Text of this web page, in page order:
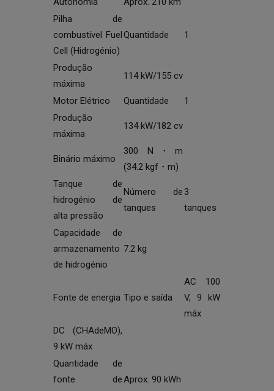
Pilha de
combustível Fuel
Cell (Hidrogénio)
Quantidade 1
Produção
máxima
114 kW/155 cv
Motor Elétrico Quantidade
1
Produção
máxima
134 kW/182 cv
Binário máximo
300 N・m
(34.2 kgf・m)
Tanque de
hidrogénio de
alta pressão
Número de
tanques
3
tanques
Capacidade de
armazenamento
de hidrogénio
7.2 kg
Fonte de energia Tipo e saída
AC 100
V, 9 kW
máx
DC (CHAdeMO),
9 kW máx
Quantidade de
fonte deAprox. 90 kWh